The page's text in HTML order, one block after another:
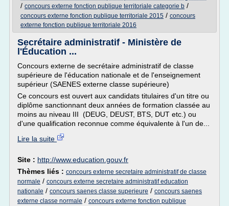
/ concours externe fonction publique territoriale categorie b /
concours externe fonction publique territoriale 2015 / concours
externe fonction publique territoriale 2016
Secrétaire administratif - Ministère de
l'Éducation ...
Concours externe de secrétaire administratif de classe
supérieure de l'éducation nationale et de l'enseignement
supérieur (SAENES externe classe supérieure)
Ce concours est ouvert aux candidats titulaires d'un titre ou
diplôme sanctionnant deux années de formation classée au
moins au niveau III (DEUG, DEUST, BTS, DUT etc.) ou
d'une qualification reconnue comme équivalente à l'un de...
Lire la suite
Site : http://www.education.gouv.fr
Thèmes liés : concours externe secretaire administratif de classe
normale / concours externe secretaire administratif education
nationale / concours saenes classe superieure / concours saenes
externe classe normale / concours externe fonction publique